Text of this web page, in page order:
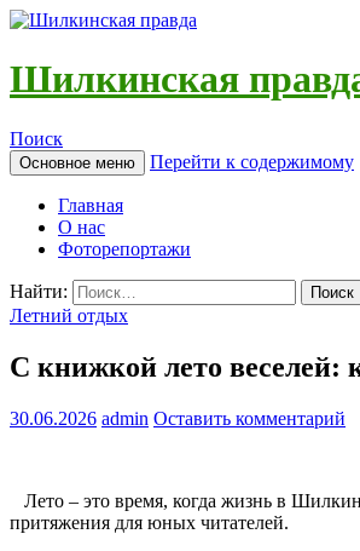
Шилкинская
Поиск
Основное меню Перейти к содержимому
Главная
О нас
Фоторепортажи
Найти:
Летний отдых
С книжкой лето
30.06.2026 admin Оставить комментарий
Лето – это время, когда жизнь в
притяжения для юных читателей.